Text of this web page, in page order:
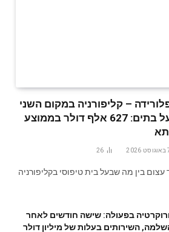
– קליפורניה במקום השני
בערכי ההון העצמי על בתים: 627 אלף דולר בממוצע
2026
26
בין מה שבעל בית טיפוסי בקליפורניה
בפעולה: שישה חודשים לאחר
השירותים בעלות של מיליון דולר